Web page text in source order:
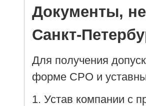
Документы,
Санкт-
Для получения
форме СРО и
Устав компании с